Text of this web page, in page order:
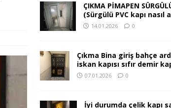
ÇIKMA PİMAPEN
(Sürgülü PVC kapı nasıl
14.01.2026 0
Çıkma Bina giriş bahçe
iskan kapısı sıfır demir
07.01.2026 0
İyi durumda çelik kapı